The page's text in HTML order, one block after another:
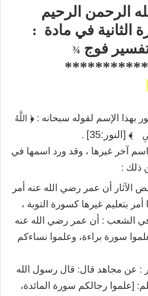
الرحمن الرحيم
الثانية في مادة :
فوج ¾
بهذا الإسم لقوله سبحانه : ﴿ اللَّهُ
﴾ [النور:35]
.
آخر غيرها ، وقد ورد اسمها في
ذلك :
الآثار أن عمر رضي الله عنه أمر
أمر بتعليم غيرها كسورة التوبة ،
الشعب : أن عمر رضي الله عنه
سورة براءة، وعلموا نساءكم
عن مجاهد قال: قال رسول الله
[علموا رجالكم سورة المائدة،